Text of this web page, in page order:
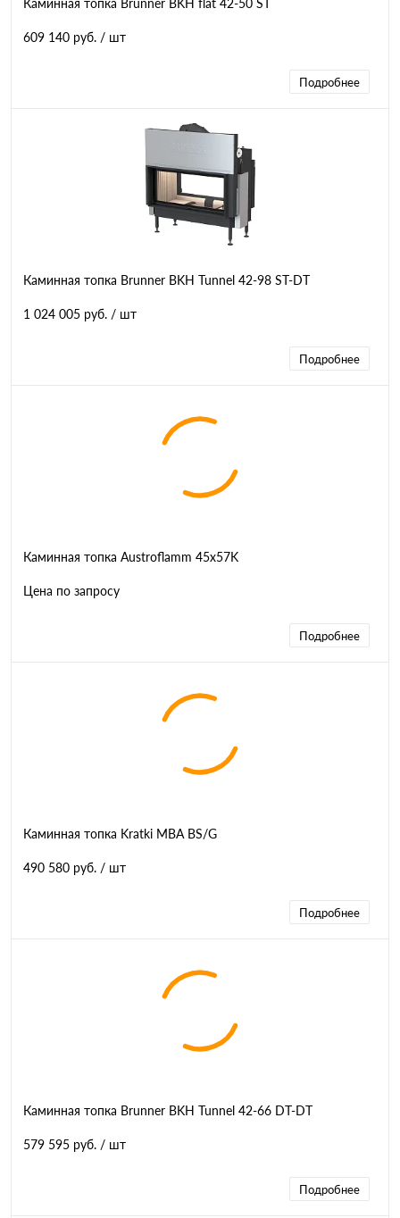
Каминная топка Brunner BKH flat 42-50 ST
609 140 руб. / шт
Подробнее
Каминная топка Brunner BKH Tunnel 42-98 ST-DT
1 024 005 руб. / шт
Подробнее
Каминная топка Austroflamm 45x57K
Цена по запросу
Подробнее
Каминная топка Kratki MBA BS/G
490 580 руб. / шт
Подробнее
Каминная топка Brunner BKH Tunnel 42-66 DT-DT
579 595 руб. / шт
Подробнее